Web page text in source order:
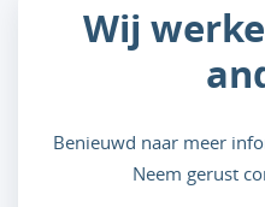
Wij
Benieuwd naar meer
Neem gerust